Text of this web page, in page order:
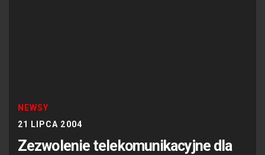
NEWSY
21 LIPCA 2004
Zezwolenie telekomunikacyjne dla